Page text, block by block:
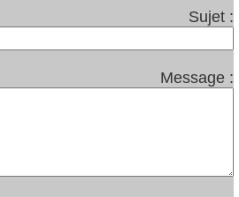
Sujet :
Message :